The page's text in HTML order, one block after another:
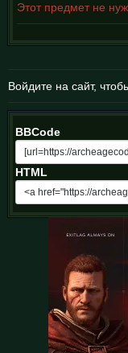
Этот предмет не
Войдите на сайт,
BBCode
HTML